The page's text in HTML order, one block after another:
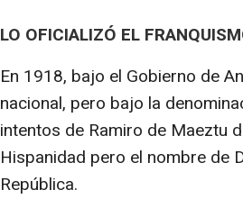
LO OFICIALIZÓ EL
En 1918, bajo el Gobierno de
nacional, pero bajo la
intentos de Ramiro de Maeztu
Hispanidad pero el nombre de
República.